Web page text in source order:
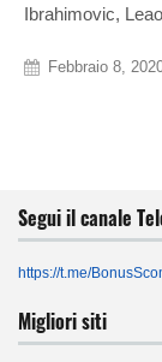
Ibrahimovic, Leao
Febbraio 8,
Segui il canale
https://t.me/
Migliori siti